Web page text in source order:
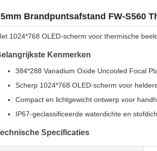
Brandpuntsafstand FW-S560
1024*768 OLED-scherm voor thermische
Kenmerken
384*288 Vanadium Oxide Uncooled Focal
Scherp 1024*768 OLED-scherm voor
Compact en lichtgewicht ontwerp voor
IP67-geclassificeerde waterdichte en
Specificaties